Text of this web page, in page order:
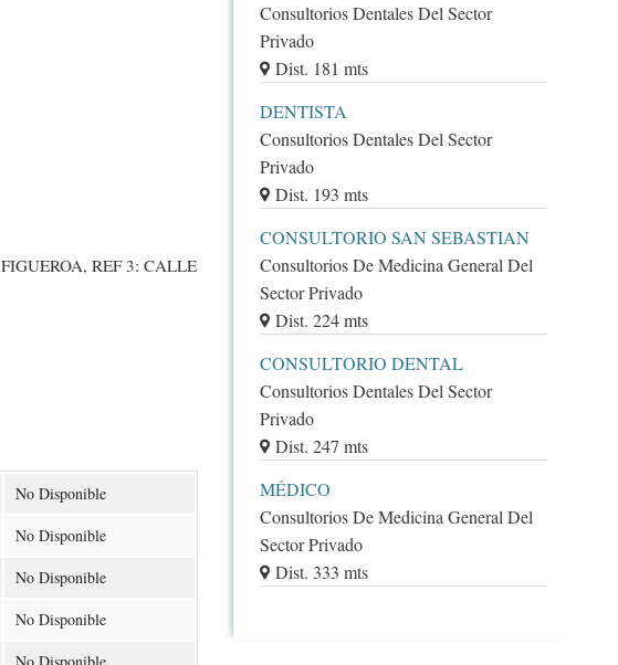
REF 3: CALLE
No Disponible
No Disponible
No Disponible
No Disponible
No Disponible
Consultorios Dentales Del Sector
Privado
Dist. 181 mts
DENTISTA
Consultorios Dentales Del Sector
Privado
Dist. 193 mts
CONSULTORIO SAN SEBASTIAN
Consultorios De Medicina General Del
Sector Privado
Dist. 224 mts
CONSULTORIO DENTAL
Consultorios Dentales Del Sector
Privado
Dist. 247 mts
MÉDICO
Consultorios De Medicina General Del
Sector Privado
Dist. 333 mts